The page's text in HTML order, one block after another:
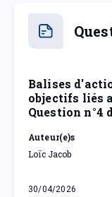
Balises
objectifs liés
Question n°4
Auteur(e)s
Loïc Jacob
30/04/2026